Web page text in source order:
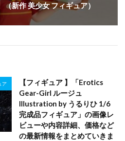
新作 美少女 フィギュア）
ア
【フィギュア 】「Erotics
Gear-Girl ルージュ
Illustration by うるりひ 1/6
完成品フィギュア」の画像レ
ビューや内容詳細、価格など
の最新情報をまとめていきま